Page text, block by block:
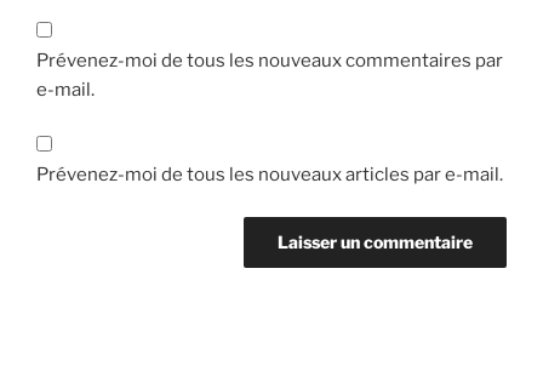
Prévenez-moi de tous les nouveaux commentaires par
e-mail.
Prévenez-moi de tous les nouveaux articles par e-mail.